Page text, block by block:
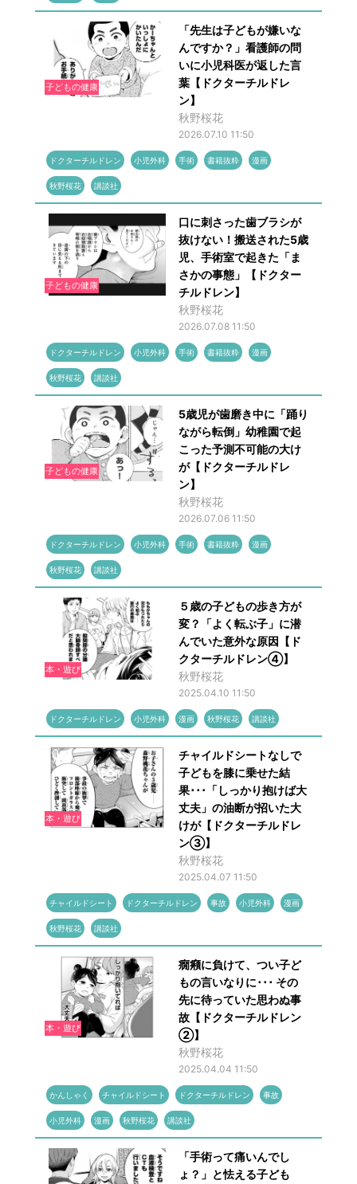
子どもの健康
「先生は子どもが嫌いな
んですか？」看護師の問
いに小児科医が返した言
葉【ドクターチルドレ
ン】
秋野桜花
2026.07.10 11:50
ドクターチルドレン 小児外科 手術 書籍抜粋 漫画
秋野桜花 講談社
子どもの健康
口に刺さった歯ブラシが
抜けない！搬送された5歳
児、手術室で起きた「ま
さかの事態」【ドクター
チルドレン】
秋野桜花
2026.07.08 11:50
ドクターチルドレン 小児外科 手術 書籍抜粋 漫画
秋野桜花 講談社
子どもの健康
5歳児が歯磨き中に「踊り
ながら転倒」幼稚園で起
こった予測不可能の大け
が【ドクターチルドレ
ン】
秋野桜花
2026.07.06 11:50
ドクターチルドレン 小児外科 手術 書籍抜粋 漫画
秋野桜花 講談社
本・遊び
５歳の子どもの歩き方が
変？「よく転ぶ子」に潜
んでいた意外な原因【ド
クターチルドレン④】
秋野桜花
2025.04.10 11:50
ドクターチルドレン 小児外科 漫画 秋野桜花 講談社
本・遊び
チャイルドシートなしで
子どもを膝に乗せた結
果･･･「しっかり抱けば大
丈夫」の油断が招いた大
けが【ドクターチルドレ
ン③】
秋野桜花
2025.04.07 11:50
チャイルドシート ドクターチルドレン 事故 小児外科 漫画
秋野桜花 講談社
本・遊び
癇癪に負けて、つい子ど
もの言いなりに･･･ その
先に待っていた思わぬ事
故【ドクターチルドレン
②】
秋野桜花
2025.04.04 11:50
かんしゃく チャイルドシート ドクターチルドレン 事故
小児外科 漫画 秋野桜花 講談社
「手術って痛いんでし
ょ？」と怯える子ども